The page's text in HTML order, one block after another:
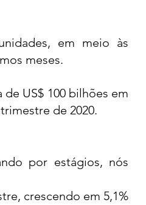
em meio às
meses.
US$ 100 bilhões em
de 2020.
por estágios, nós
crescendo em 5,1%